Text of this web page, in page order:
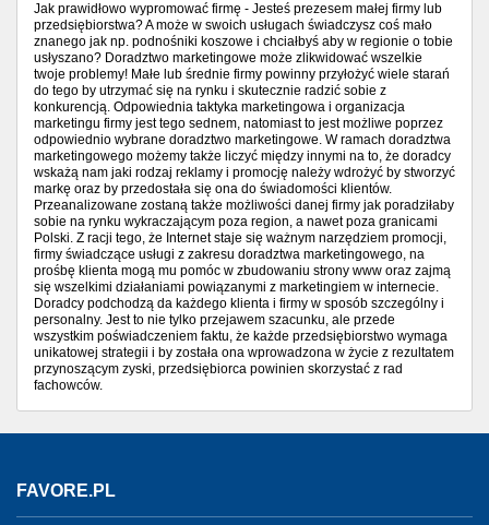
Jak prawidłowo wypromować firmę - Jesteś prezesem małej firmy lub
przedsiębiorstwa? A może w swoich usługach świadczysz coś mało
znanego jak np. podnośniki koszowe i chciałbyś aby w regionie o tobie
usłyszano? Doradztwo marketingowe może zlikwidować wszelkie
twoje problemy! Małe lub średnie firmy powinny przyłożyć wiele starań
do tego by utrzymać się na rynku i skutecznie radzić sobie z
konkurencją. Odpowiednia taktyka marketingowa i organizacja
marketingu firmy jest tego sednem, natomiast to jest możliwe poprzez
odpowiednio wybrane doradztwo marketingowe. W ramach doradztwa
marketingowego możemy także liczyć między innymi na to, że doradcy
wskażą nam jaki rodzaj reklamy i promocję należy wdrożyć by stworzyć
markę oraz by przedostała się ona do świadomości klientów.
Przeanalizowane zostaną także możliwości danej firmy jak poradziłaby
sobie na rynku wykraczającym poza region, a nawet poza granicami
Polski. Z racji tego, że Internet staje się ważnym narzędziem promocji,
firmy świadczące usługi z zakresu doradztwa marketingowego, na
prośbę klienta mogą mu pomóc w zbudowaniu strony www oraz zajmą
się wszelkimi działaniami powiązanymi z marketingiem w internecie.
Doradcy podchodzą da każdego klienta i firmy w sposób szczególny i
personalny. Jest to nie tylko przejawem szacunku, ale przede
wszystkim poświadczeniem faktu, że każde przedsiębiorstwo wymaga
unikatowej strategii i by została ona wprowadzona w życie z rezultatem
przynoszącym zyski, przedsiębiorca powinien skorzystać z rad
fachowców.
FAVORE.PL